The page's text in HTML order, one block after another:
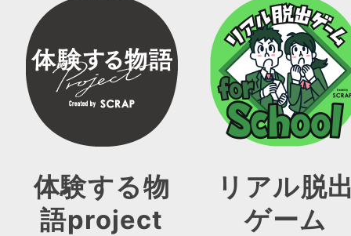
体験する物
語project
リアル脱
ゲーム